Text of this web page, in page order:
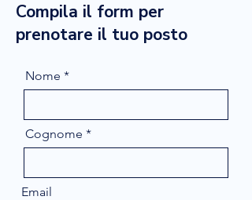
Compila il form per
prenotare il tuo posto
Nome
Cognome
Email